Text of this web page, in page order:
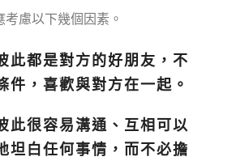
考慮以下幾個因素。
此都是對方的好朋友，不
件，喜歡與對方在一起。
此很容易溝通、互相可以
坦白任何事情，而不必擔